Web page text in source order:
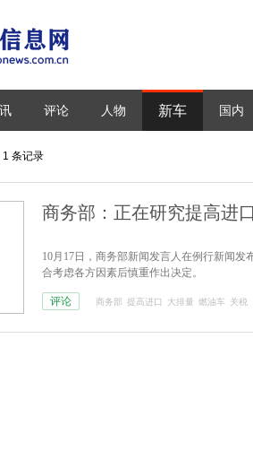
评论 人物 新车 国内
1 条记录
商务部：正在研究提高进
10月17日，商务部新闻发言人在例行新闻
合考虑各方因素后慎重作出决定。
评论 商务部 提高进口 大排量 燃油车 关税